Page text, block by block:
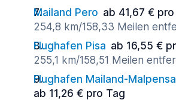
Mailand Pero ab 41,67 €
254,8 km/158,33 Meilen
Flughafen Pisa ab 16,55 €
255,1 km/158,51 Meilen
Flughafen Mailand-Malpensa
ab 11,26 € pro Tag